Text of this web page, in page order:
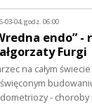
03-04, godz. 06:00
endo” -
Furgi
na całym
- choroby